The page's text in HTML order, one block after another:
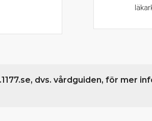
dvs. vårdguiden, för mer